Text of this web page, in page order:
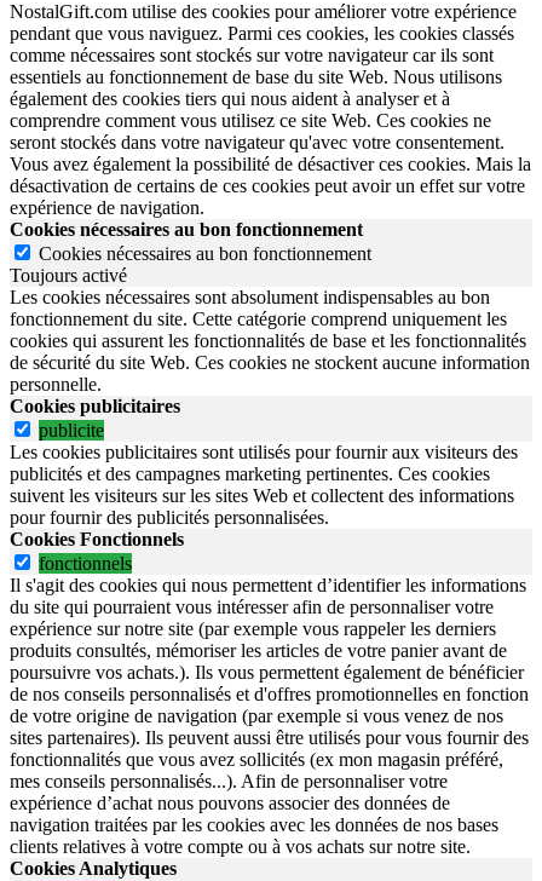
NostalGift.com utilise des cookies pour améliorer votre expérience
pendant que vous naviguez. Parmi ces cookies, les cookies classés
comme nécessaires sont stockés sur votre navigateur car ils sont
essentiels au fonctionnement de base du site Web. Nous utilisons
également des cookies tiers qui nous aident à analyser et à
comprendre comment vous utilisez ce site Web. Ces cookies ne
seront stockés dans votre navigateur qu'avec votre consentement.
Vous avez également la possibilité de désactiver ces cookies. Mais la
désactivation de certains de ces cookies peut avoir un effet sur votre
expérience de navigation.
Cookies nécessaires au bon fonctionnement
Cookies nécessaires au bon fonctionnement
Toujours activé
Les cookies nécessaires sont absolument indispensables au bon
fonctionnement du site. Cette catégorie comprend uniquement les
cookies qui assurent les fonctionnalités de base et les fonctionnalités
de sécurité du site Web. Ces cookies ne stockent aucune information
personnelle.
Cookies publicitaires
publicite
Les cookies publicitaires sont utilisés pour fournir aux visiteurs des
publicités et des campagnes marketing pertinentes. Ces cookies
suivent les visiteurs sur les sites Web et collectent des informations
pour fournir des publicités personnalisées.
Cookies Fonctionnels
fonctionnels
Il s'agit des cookies qui nous permettent d’identifier les informations
du site qui pourraient vous intéresser afin de personnaliser votre
expérience sur notre site (par exemple vous rappeler les derniers
produits consultés, mémoriser les articles de votre panier avant de
poursuivre vos achats.). Ils vous permettent également de bénéficier
de nos conseils personnalisés et d'offres promotionnelles en fonction
de votre origine de navigation (par exemple si vous venez de nos
sites partenaires). Ils peuvent aussi être utilisés pour vous fournir des
fonctionnalités que vous avez sollicités (ex mon magasin préféré,
mes conseils personnalisés...). Afin de personnaliser votre
expérience d’achat nous pouvons associer des données de
navigation traitées par les cookies avec les données de nos bases
clients relatives à votre compte ou à vos achats sur notre site.
Cookies Analytiques